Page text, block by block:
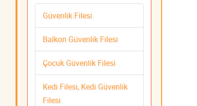
Güvenlik Filesi
Balkon Güvenlik Filesi
Çocuk Güvenlik Filesi
Kedi Filesi, Kedi Güvenlik
Filesi